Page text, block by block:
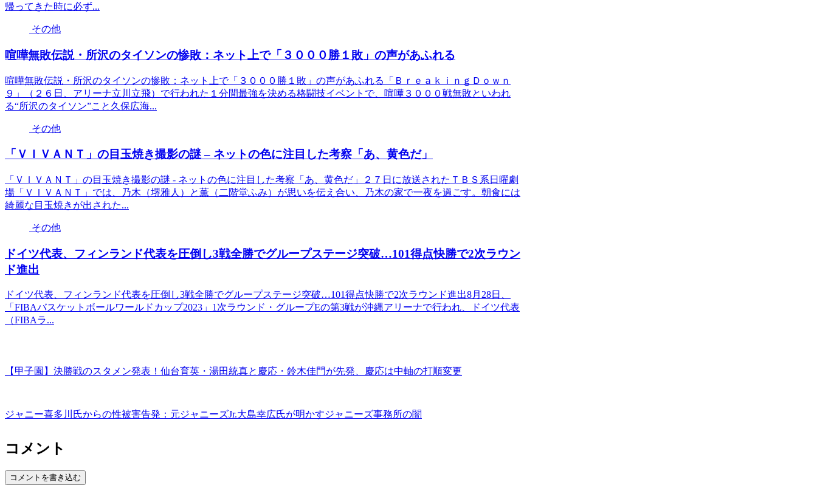
帰ってきた時に必ず...
その他
喧嘩無敗伝説・所沢のタイソンの惨敗：ネット上で「３０００勝１敗」の声があふれる
喧嘩無敗伝説・所沢のタイソンの惨敗：ネット上で「３０００勝１敗」の声があふれる「ＢｒｅａｋｉｎｇＤｏｗｎ
９」（２６日、アリーナ立川立飛）で行われた１分間最強を決める格闘技イベントで、喧嘩３０００戦無敗といわれ
る“所沢のタイソン”こと久保広海...
その他
「ＶＩＶＡＮＴ」の目玉焼き撮影の謎 – ネットの色に注目した考察「あ、黄色だ」
「ＶＩＶＡＮＴ」の目玉焼き撮影の謎 - ネットの色に注目した考察「あ、黄色だ」２７日に放送されたＴＢＳ系日曜劇
場「ＶＩＶＡＮＴ」では、乃木（堺雅人）と薫（二階堂ふみ）が思いを伝え合い、乃木の家で一夜を過ごす。朝食には
綺麗な目玉焼きが出された...
その他
ドイツ代表、フィンランド代表を圧倒し3戦全勝でグループステージ突破…101得点快勝で2次ラウン
ド進出
ドイツ代表、フィンランド代表を圧倒し3戦全勝でグループステージ突破…101得点快勝で2次ラウンド進出8月28日、
「FIBAバスケットボールワールドカップ2023」1次ラウンド・グループEの第3戦が沖縄アリーナで行われ、ドイツ代表
（FIBAラ...
【甲子園】決勝戦のスタメン発表！仙台育英・湯田統真と慶応・鈴木佳門が先発、慶応は中軸の打順変更
ジャニー喜多川氏からの性被害告発：元ジャニーズJr.大島幸広氏が明かすジャニーズ事務所の闇
コメント
コメントを書き込む